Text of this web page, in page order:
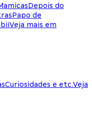
Depois do
Papo de
Veja mais em
Curiosidades e etc.Veja